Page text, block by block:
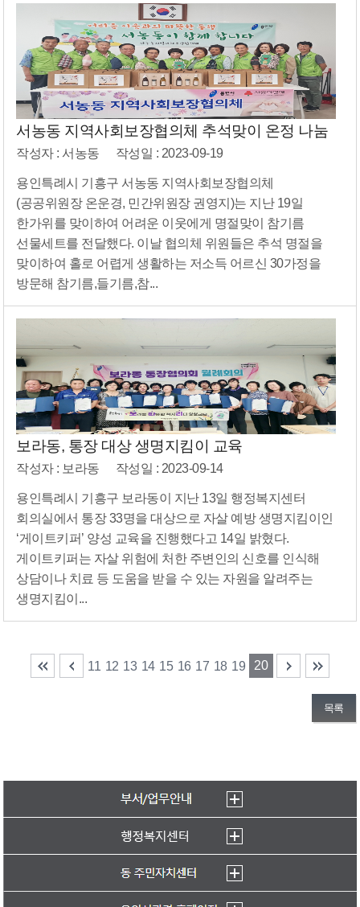
서농동 지역사회보장협의체 추석맞이 온정 나눔
작성자 : 서농동 작성일 : 2023-09-19
용인특례시 기흥구 서농동 지역사회보장협의체
(공공위원장 온운경, 민간위원장 권영지)는 지난 19일
한가위를 맞이하여 어려운 이웃에게 명절맞이 참기름
선물세트를 전달했다. 이날 협의체 위원들은 추석 명절을
맞이하여 홀로 어렵게 생활하는 저소득 어르신 30가정을
방문해 참기름,들기름,참...
보라동, 통장 대상 생명지킴이 교육
작성자 : 보라동 작성일 : 2023-09-14
용인특례시 기흥구 보라동이 지난 13일 행정복지센터
회의실에서 통장 33명을 대상으로 자살 예방 생명지킴이인
‘게이트키퍼’ 양성 교육을 진행했다고 14일 밝혔다.
게이트키퍼는 자살 위험에 처한 주변인의 신호를 인식해
상담이나 치료 등 도움을 받을 수 있는 자원을 알려주는
생명지킴이...
11 12 13 14 15 16 17 18 19 20
목록